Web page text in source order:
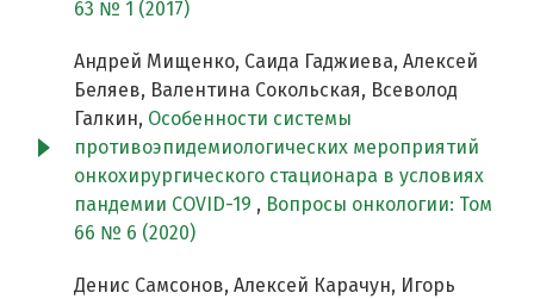
63 № 1 (2017)
Андрей Мищенко, Саида Гаджиева, Алексей
Беляев, Валентина Сокольская, Всеволод
Галкин, Особенности системы
противоэпидемиологических мероприятий
онкохирургического стационара в условиях
пандемии COVID-19 , Вопросы онкологии: Том
66 № 6 (2020)
Денис Самсонов, Алексей Карачун, Игорь